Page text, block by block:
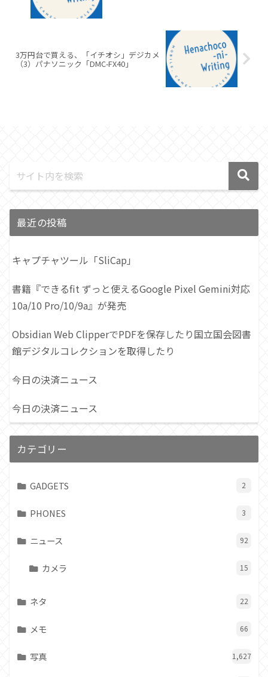
3万円台で買える、「イチオシ」デジカメ
（3）パナソニック「DMC-FX40」
最近の投稿
キャプチャツール「SliCap」
書籍『できるfit ずっと使えるGoogle Pixel Gemini対応
10a/10 Pro/10/9a』が発売
Obsidian Web ClipperでPDFを保存したり国立国会図書
館デジタルコレクションを取得したり
今日の決済ニュース
今日の決済ニュース
カテゴリー
GADGETS 2
PHONES 3
ニュース 92
カメラ 15
ネタ 22
メモ 66
写真 1,627